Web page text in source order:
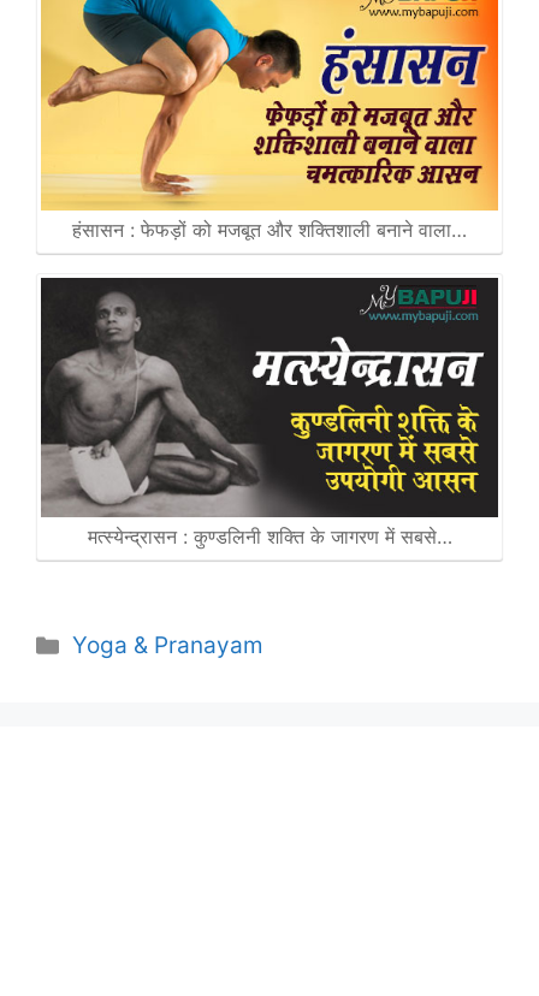
हंसासन : फेफड़ों को मजबूत और शक्तिशाली बनाने वाला…
मत्स्येन्द्रासन : कुण्डलिनी शक्ति के जागरण में सबसे…
Categories
Yoga & Pranayam